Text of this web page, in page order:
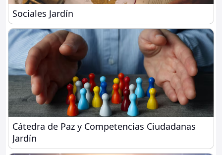
Sociales Jardín
Sociales Jardín
Cátedra de Paz y Competencias Ciudadanas Jardín
Cátedra de Paz y Competencias Ciudadanas
Jardín